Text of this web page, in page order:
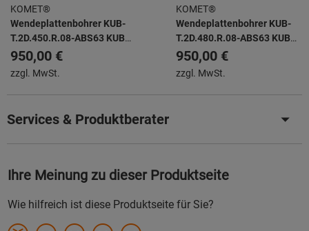
KOMET®
Wendeplattenbohrer KUB-
T.2D.450.R.08-ABS63 KUB
TRIGON -
950,00 €
zzgl. MwSt.
KOMET®
Wendeplattenbohrer KUB-
T.2D.480.R.08-ABS63 KUB
TRIGON -
950,00 €
zzgl. MwSt.
Services & Produktberater